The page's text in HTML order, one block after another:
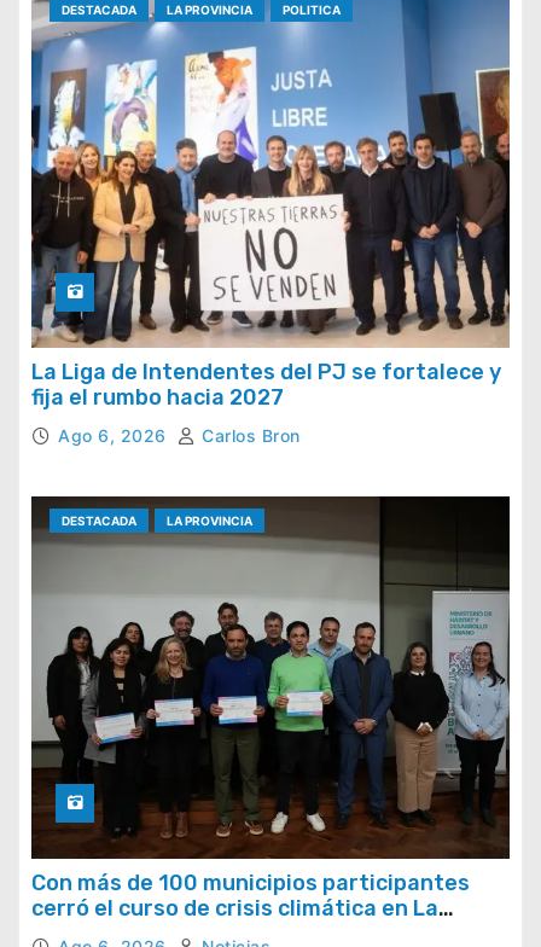
DESTACADA LA PROVINCIA POLITICA
La Liga de Intendentes del PJ se fortalece y
fija el rumbo hacia 2027
Ago 6, 2026 Carlos Bron
DESTACADA LA PROVINCIA
Con más de 100 municipios participantes
cerró el curso de crisis climática en La
Provincia